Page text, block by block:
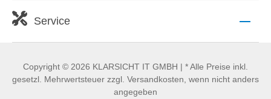
Service
Copyright © 2026 KLARSICHT IT GMBH | * Alle Preise inkl.
gesetzl. Mehrwertsteuer zzgl. Versandkosten, wenn nicht anders
angegeben